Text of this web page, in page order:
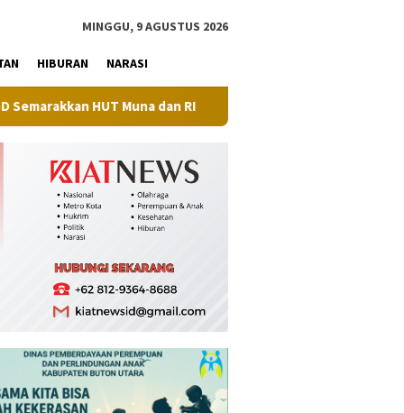
MINGGU, 9 AGUSTUS 2026
HIBURAN NARASI
dan RI Perkuat Sinergi Pembangunan, BPN Muna